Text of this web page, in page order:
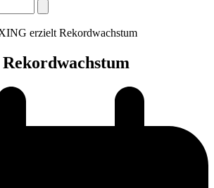
erzielt Rekordwachstum